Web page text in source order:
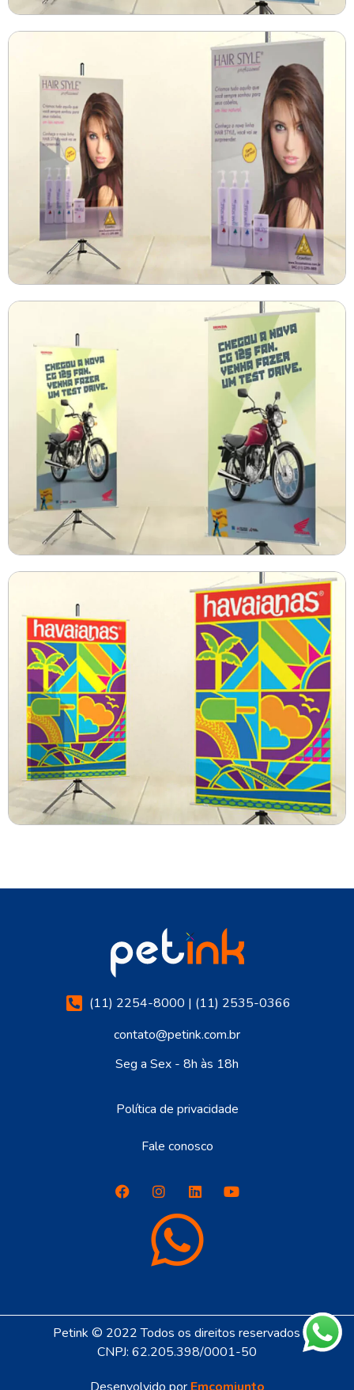
(11) 2254-8000 | (11) 2535-0366
contato@petink.com.br
Seg a Sex - 8h às 18h
Política de privacidade
Fale conosco
Petink © 2022 Todos os direitos reservados
CNPJ: 62.205.398/0001-50